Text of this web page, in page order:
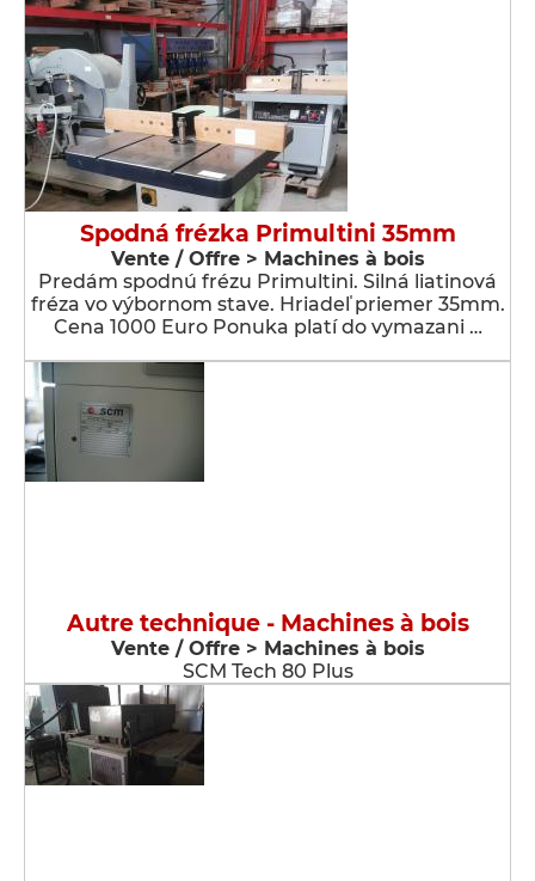
Spodná frézka Primultini 35mm
Vente / Offre > Machines à bois
Predám spodnú frézu Primultini. Silná liatinová
fréza vo výbornom stave. Hriadeľ priemer 35mm.
Cena 1000 Euro Ponuka platí do vymazani …
Autre technique - Machines à bois
Vente / Offre > Machines à bois
SCM Tech 80 Plus